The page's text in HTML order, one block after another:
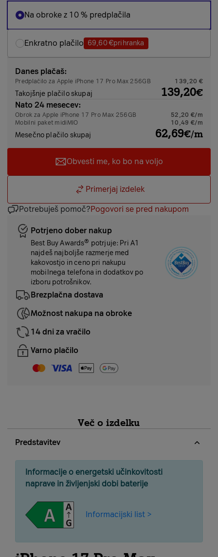
Na obroke z 10 % predplačila
Enkratno plačilo 69,60 €prihranka
Danes plačaš:
Predplačilo za Apple iPhone 17 Pro Max 256GB 139,20 €
Takojšnje plačilo skupaj 139,20€
Nato 24 mesecev:
Obrok za Apple iPhone 17 Pro Max 256GB
52,20 €/m
Mobilni paket midiMIO 10,49 €/m
Mesečno plačilo skupaj 62,69€/m
Obvesti me, ko bo na voljo
Primerjaj izdelek
Potrebuješ pomoč?Pogovori se pred nakupom
Potrjeno dober nakup
Best Buy Awards® potrjuje: Pri A1
najdeš najboljše razmerje med
kakovostjo in ceno pri nakupu
mobilnega telefona in dodatkov po
izboru potrošnikov.
Brezplačna dostava
Možnost nakupa na obroke
14 dni za vračilo
Varno plačilo
Več o izdelku
Predstavitev
Informacije o energetski učinkovitosti
naprave in življenjski dobi baterije
Informacijski list >